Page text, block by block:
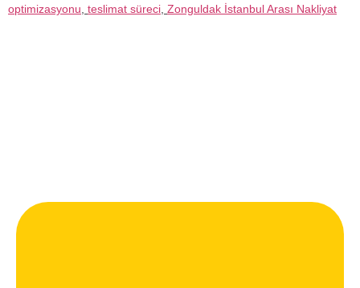
optimizasyonu teslimat süreci Zonguldak İstanbul Arası Nakliyat